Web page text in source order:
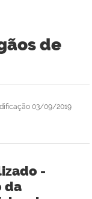
de
03/09/2019
-
da